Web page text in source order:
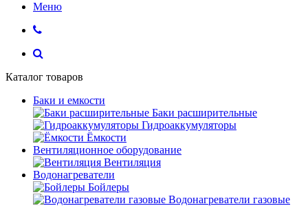
Меню
Каталог товаров
Баки и емкости
Баки расширительные
Гидроаккумуляторы
Ёмкости
Вентиляционное оборудование
Вентиляция
Водонагреватели
Бойлеры
Водонагреватели газовые